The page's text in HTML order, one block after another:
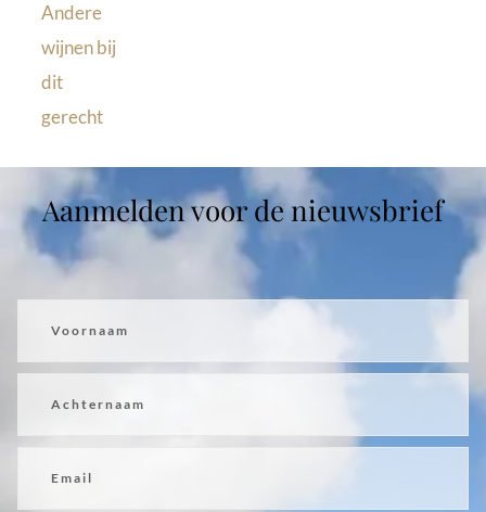
Andere
wijnen bij
dit
gerecht
Aanmelden voor de nieuwsbrief